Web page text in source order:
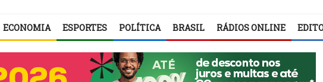
ECONOMIA ESPORTES POLÍTICA BRASIL RÁDIOS ONLINE